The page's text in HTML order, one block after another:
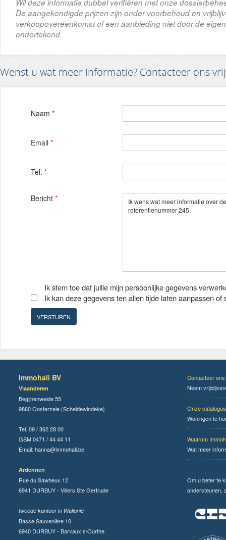
Wil deze informatie dubbel verifiëren met onze
De aangekondigde prijzen zijn onder voorbehoud en
verkoopovereenkomst of een aanbieding niet door de
ondertekend.
Wenst u wat meer informatie? Contacteer ons
Naam *
Email *
Tel. *
Bericht *
Ik stem toe dat jullie mijn persoonlijke gegevens
Ik kan deze gegevens ten allen tijde laten aanpassen of
Immohali BV
Vlaanderen
Begijnenweide 55
9860 Oosterzele (Scheldewindeke)
Tel. 09 / 362 28 00
GSM 0471 / 44 44 11
Email: hanna@immohali.be
Ardennen
Rue du Sawheux 12
6941 DURBUY - Villers Ste Gertrude
tweede kantoor in Wallonië
Basse Sauvenière 10
6940 DURBUY - Barvaux s/Ourthe
Contacteer ons
Neem
Onze catalogus
Woningen te
Waarom
Wat meer
Om u beter te
ondersteunen,